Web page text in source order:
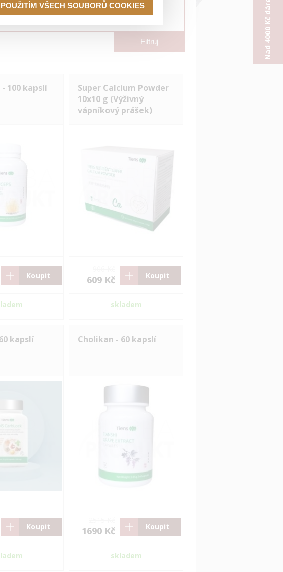
Filtruj
100 kapslí
Koupit
Super Calcium Powder
10x10 g (Výživný
vápníkový prášek)
609 Kč Koupit
skladem
kapslí
Koupit
Cholikan - 60 kapslí
1690 Kč Koupit
skladem
VŠECH SOUBORŮ COOKIES